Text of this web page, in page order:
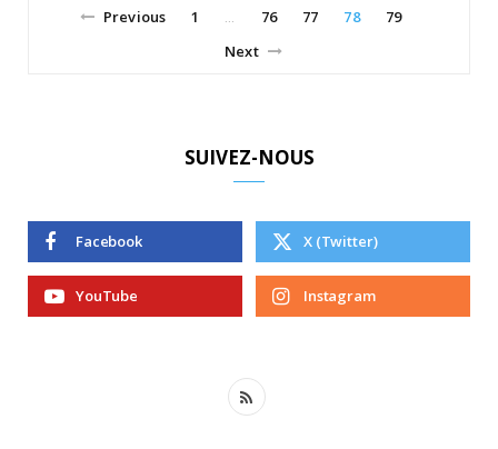
Previous 1 76 77 78
79
Next
SUIVEZ-NOUS
Facebook X (Twitter)
YouTube Instagram
R